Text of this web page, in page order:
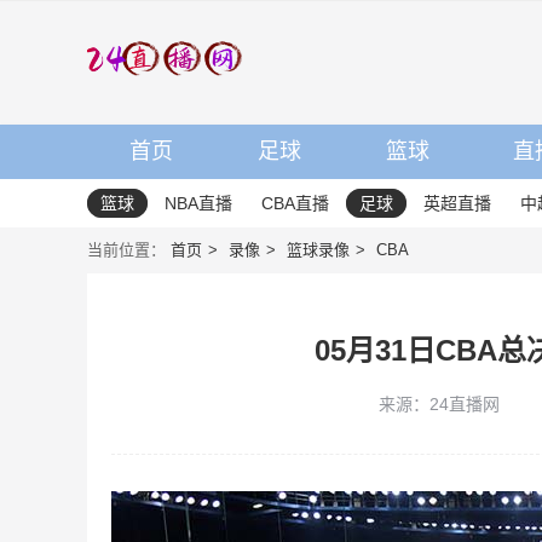
首页 足球 篮球 直
篮球 NBA直播 CBA直播 足球 英超直播 中
当前位置： 首页 录像 篮球录像 CBA
05月31日CBA总
来源：24直播网